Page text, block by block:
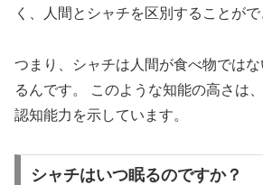
く、人間とシャチを区別することがで
つまり、シャチは人間が食べ物では
るんです。 このような知能の高さは
認知能力を示しています。
シャチはいつ眠るのですか？